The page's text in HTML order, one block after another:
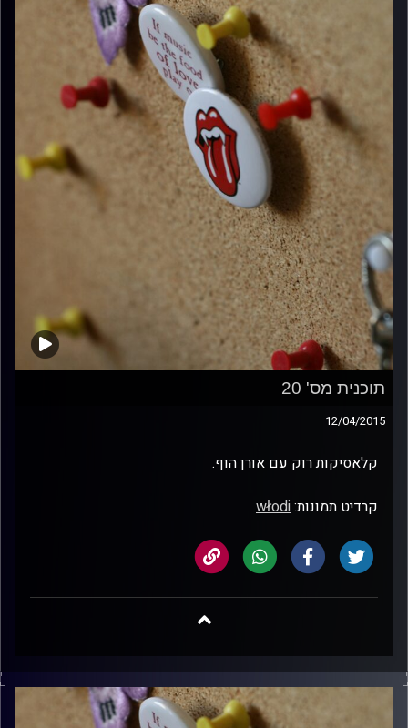
תוכנית מס' 20
12/04/2015
קלאסיקות רוק עם אורן הוף.
קרדיט תמונות:włodi